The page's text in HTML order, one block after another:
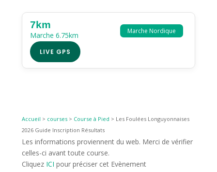
Marche Nordique
7km
Marche 6.75km
LIVE GPS
Accueil > courses> Course à Pied > Les Foulées Longuyonnaises
2026 Guide Inscription Résultats
Les informations proviennent du web. Merci de vérifier
celles-ci avant toute course.
Cliquez ICI pour préciser cet Evènement